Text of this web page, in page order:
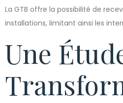
La GTB offre la possibilité de
installations, limitant ainsi les
Une